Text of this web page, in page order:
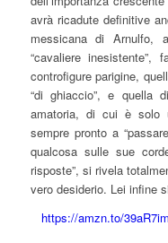
avrà ricadute definitive
messicana di Arnulfo,
“cavaliere
controfigure parigine,
“di ghiaccio”, e quella
amatoria, di cui è solo
sempre pronto a
qualcosa sulle sue
risposte”, si rivela
vero desiderio. Lei infine
https://amzn.to/39aR7im